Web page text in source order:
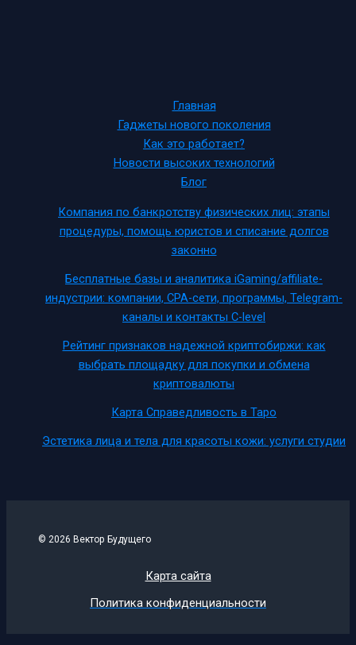
Главная
Гаджеты нового поколения
Как это работает?
Новости высоких технологий
Блог
Компания по банкротству физических лиц: этапы
процедуры, помощь юристов и списание долгов
законно
Бесплатные базы и аналитика iGaming/affiliate-
индустрии: компании, CPA-сети, программы, Telegram-
каналы и контакты C-level
Рейтинг признаков надежной криптобиржи: как
выбрать площадку для покупки и обмена
криптовалюты
Карта Справедливость в Таро
Эстетика лица и тела для красоты кожи: услуги студии
© 2026 Вектор Будущего
Карта сайта
Политика конфиденциальности